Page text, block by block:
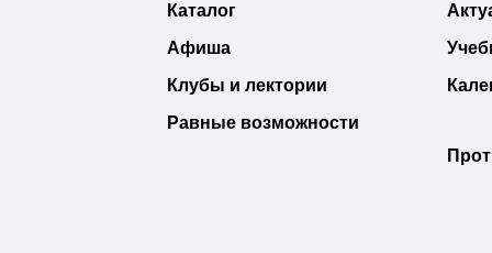
Каталог
Афиша
Клубы и лектории
Равные возможности